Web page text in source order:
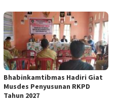
Bhabinkamtibmas Hadiri Giat
Musdes Penyusunan RKPD
Tahun 2027